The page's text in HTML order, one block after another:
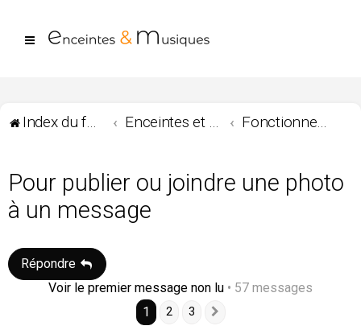
Index du forum Enceintes et Musiques Fonctionnement du forum
Pour publier ou joindre une photo
à un message
Répondre
Voir le premier message non lu • 57 messages
1
2 3